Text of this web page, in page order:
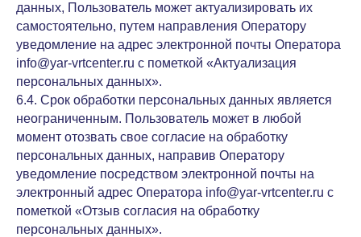
данных, Пользователь может актуализировать их
самостоятельно, путем направления Оператору
уведомление на адрес электронной почты Оператора
info@yar-vrtcenter.ru с пометкой «Актуализация
персональных данных».
6.4. Срок обработки персональных данных является
неограниченным. Пользователь может в любой
момент отозвать свое согласие на обработку
персональных данных, направив Оператору
уведомление посредством электронной почты на
электронный адрес Оператора info@yar-vrtcenter.ru с
пометкой «Отзыв согласия на обработку
персональных данных».